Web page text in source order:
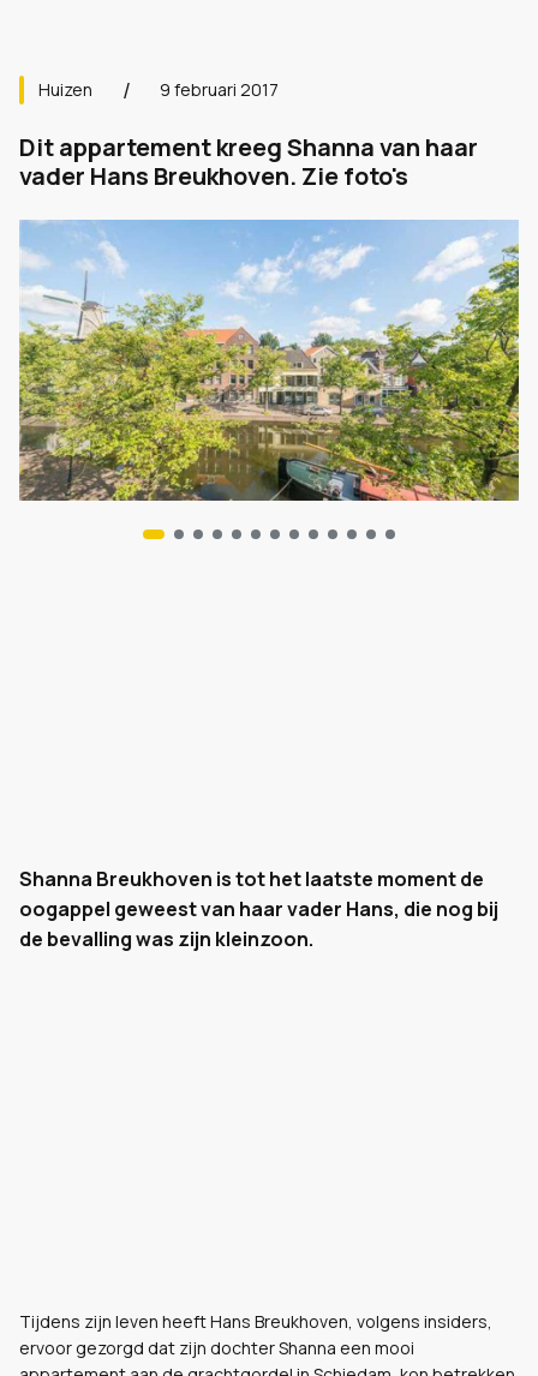
Huizen 9 februari 2017
Dit appartement kreeg Shanna van haar
vader Hans Breukhoven. Zie foto's
Shanna Breukhoven is tot het laatste moment de
oogappel geweest van haar vader Hans, die nog bij
de bevalling was zijn kleinzoon.
Tijdens zijn leven heeft Hans Breukhoven, volgens insiders,
ervoor gezorgd dat zijn dochter Shanna een mooi